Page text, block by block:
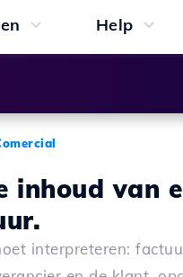
Help
inhoud van
interpreteren: